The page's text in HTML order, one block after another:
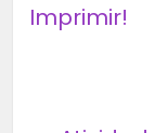
Imprimir!